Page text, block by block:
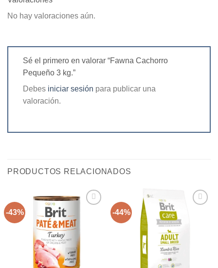
No hay valoraciones aún.
Sé el primero en valorar “Fawna Cachorro
Pequeño 3 kg.”
Debes iniciar sesión para publicar una
valoración.
PRODUCTOS RELACIONADOS
-43%
lista de
-44%